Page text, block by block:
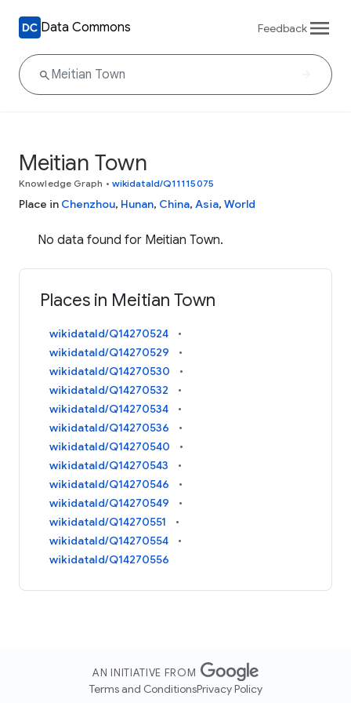
Data Commons Feedback
Meitian Town
Knowledge Graph • wikidataId/Q11115075
Place in Chenzhou, Hunan, China, Asia, World
No data found for Meitian Town.
Places in Meitian Town
wikidataId/Q14270524
wikidataId/Q14270529
wikidataId/Q14270530
wikidataId/Q14270532
wikidataId/Q14270534
wikidataId/Q14270536
wikidataId/Q14270540
wikidataId/Q14270543
wikidataId/Q14270546
wikidataId/Q14270549
wikidataId/Q14270551
wikidataId/Q14270554
wikidataId/Q14270556
AN INITIATIVE FROM
Terms and ConditionsPrivacy Policy